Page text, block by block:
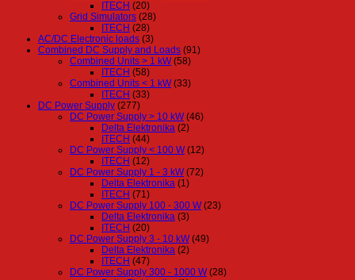
ITECH (20)
Grid Simulators (28)
ITECH (28)
AC/DC Electronic loads (3)
Combined DC Supply and Loads (91)
Combined Units > 1 kW (58)
ITECH (58)
Combined Units < 1 kW (33)
ITECH (33)
DC Power Supply (277)
DC Power Supply > 10 kW (46)
Delta Elektronika (2)
ITECH (44)
DC Power Supply < 100 W (12)
ITECH (12)
DC Power Supply 1 - 3 kW (72)
Delta Elektronika (1)
ITECH (71)
DC Power Supply 100 - 300 W (23)
Delta Elektronika (3)
ITECH (20)
DC Power Supply 3 - 10 kW (49)
Delta Elektronika (2)
ITECH (47)
DC Power Supply 300 - 1000 W (28)